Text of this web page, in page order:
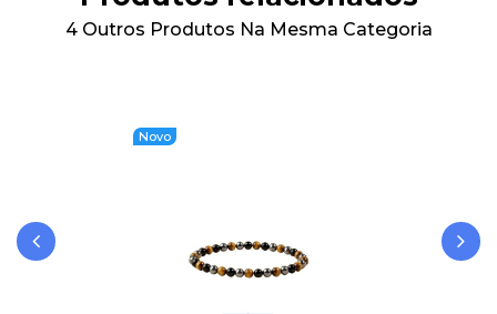
4 Outros Produtos Na Mesma Categoria
Novo